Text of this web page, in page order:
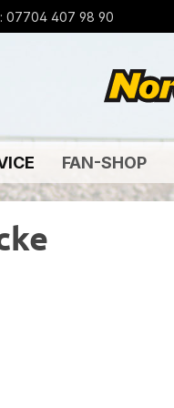
07704 407 98 90
FAN-SHOP